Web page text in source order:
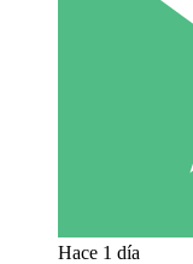
Hace 1 día